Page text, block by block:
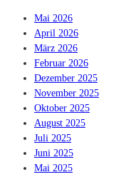
Mai 2026
April 2026
März 2026
Februar 2026
Dezember 2025
November 2025
Oktober 2025
August 2025
Juli 2025
Juni 2025
Mai 2025